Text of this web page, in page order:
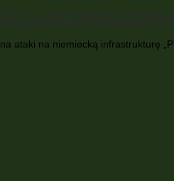
ataki na niemiecką infrastrukturę